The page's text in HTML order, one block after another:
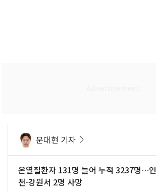
문대현 기자
온열질환자 131명 늘어 누적 3237명…인
천·강원서 2명 사망